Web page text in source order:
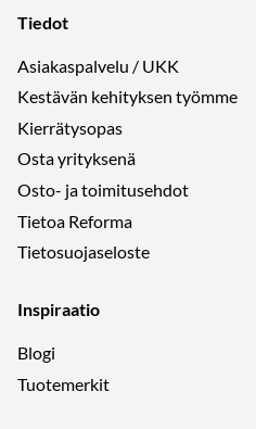
Tiedot
Asiakaspalvelu / UKK
Kestävän kehityksen työmme
Kierrätysopas
Osta yrityksenä
Osto- ja toimitusehdot
Tietoa Reforma
Tietosuojaseloste
Inspiraatio
Blogi
Tuotemerkit